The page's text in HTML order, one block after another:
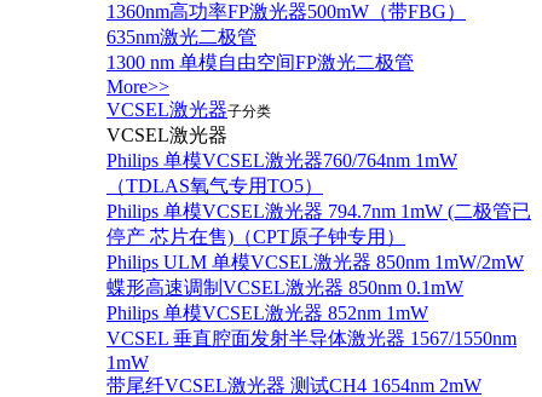
1360nm高功率FP激光器500mW（带FBG）
635nm激光二极管
1300 nm 单模自由空间FP激光二极管
More>>
VCSEL激光器子分类
VCSEL激光器
Philips 单模VCSEL激光器760/764nm 1mW
（TDLAS氧气专用TO5）
Philips 单模VCSEL激光器 794.7nm 1mW (二极管已
停产 芯片在售)（CPT原子钟专用）
Philips ULM 单模VCSEL激光器 850nm 1mW/2mW
蝶形高速调制VCSEL激光器 850nm 0.1mW
Philips 单模VCSEL激光器 852nm 1mW
VCSEL 垂直腔面发射半导体激光器 1567/1550nm
1mW
带尾纤VCSEL激光器 测试CH4 1654nm 2mW